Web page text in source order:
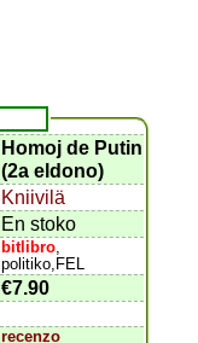
Homoj de Putin
(2a eldono)
Kniivilä
En stoko
bitlibro
politiko,FEL
€7.90
recenzo